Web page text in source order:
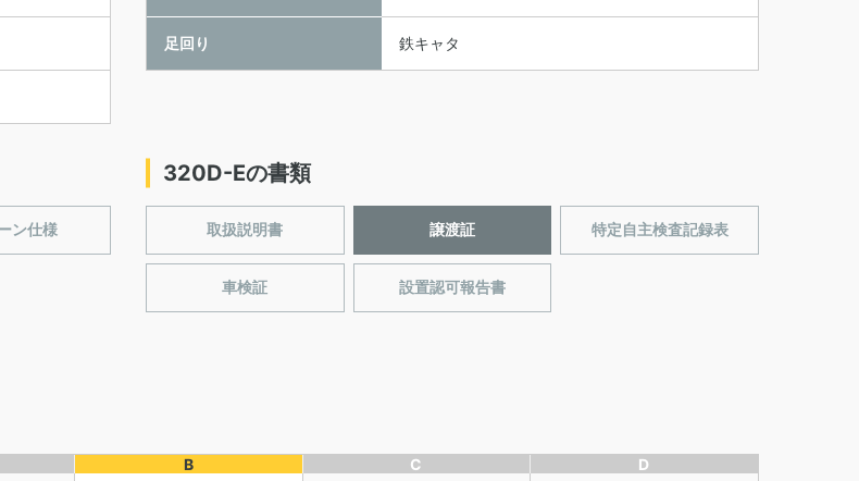
足回り 鉄キャタ
ン仕様
320D-Eの書類
取扱説明書 譲渡証 特定自主検査記録表
車検証 設置認可報告書
B
C
D